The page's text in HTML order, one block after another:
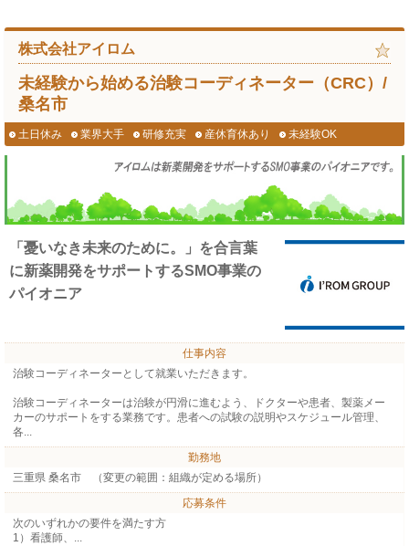
株式会社アイロム
未経験から始める治験コーディネーター（CRC）/
桑名市
土日休み 業界大手 研修充実 産休育休あり 未経験OK
「憂いなき未来のために。」を合言葉
に新薬開発をサポートするSMO事業の
パイオニア
仕事内容
治験コーディネーターとして就業いただきます。
治験コーディネーターは治験が円滑に進むよう、ドクターや患者、製薬メー
カーのサポートをする業務です。患者への試験の説明やスケジュール管理、
各...
勤務地
三重県 桑名市 （変更の範囲：組織が定める場所）
応募条件
次のいずれかの要件を満たす方
1）看護師、...